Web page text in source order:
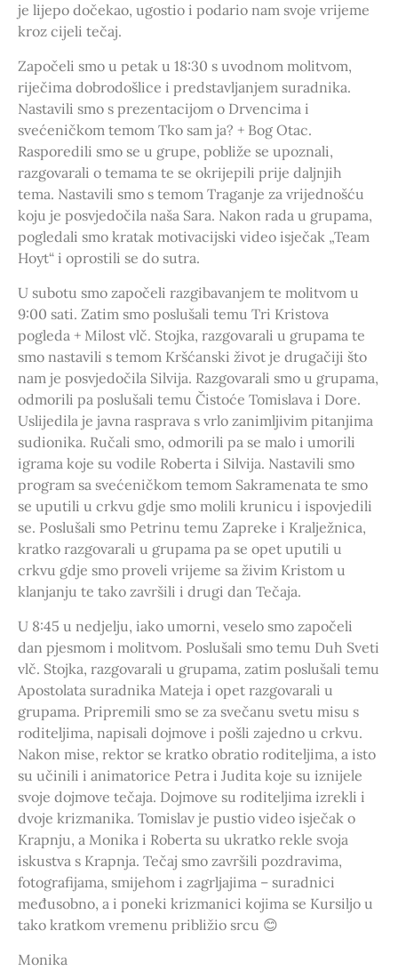
je lijepo dočekao, ugostio i podario nam svoje vrijeme
kroz cijeli tečaj.
Započeli smo u petak u 18:30 s uvodnom molitvom,
riječima dobrodošlice i predstavljanjem suradnika.
Nastavili smo s prezentacijom o Drvencima i
svećeničkom temom Tko sam ja? + Bog Otac.
Rasporedili smo se u grupe, pobliže se upoznali,
razgovarali o temama te se okrijepili prije daljnjih
tema. Nastavili smo s temom Traganje za vrijednošću
koju je posvjedočila naša Sara. Nakon rada u grupama,
pogledali smo kratak motivacijski video isječak „Team
Hoyt“ i oprostili se do sutra.
U subotu smo započeli razgibavanjem te molitvom u
9:00 sati. Zatim smo poslušali temu Tri Kristova
pogleda + Milost vlč. Stojka, razgovarali u grupama te
smo nastavili s temom Kršćanski život je drugačiji što
nam je posvjedočila Silvija. Razgovarali smo u grupama,
odmorili pa poslušali temu Čistoće Tomislava i Dore.
Uslijedila je javna rasprava s vrlo zanimljivim pitanjima
sudionika. Ručali smo, odmorili pa se malo i umorili
igrama koje su vodile Roberta i Silvija. Nastavili smo
program sa svećeničkom temom Sakramenata te smo
se uputili u crkvu gdje smo molili krunicu i ispovjedili
se. Poslušali smo Petrinu temu Zapreke i Kralježnica,
kratko razgovarali u grupama pa se opet uputili u
crkvu gdje smo proveli vrijeme sa živim Kristom u
klanjanju te tako završili i drugi dan Tečaja.
U 8:45 u nedjelju, iako umorni, veselo smo započeli
dan pjesmom i molitvom. Poslušali smo temu Duh Sveti
vlč. Stojka, razgovarali u grupama, zatim poslušali temu
Apostolata suradnika Mateja i opet razgovarali u
grupama. Pripremili smo se za svečanu svetu misu s
roditeljima, napisali dojmove i pošli zajedno u crkvu.
Nakon mise, rektor se kratko obratio roditeljima, a isto
su učinili i animatorice Petra i Judita koje su iznijele
svoje dojmove tečaja. Dojmove su roditeljima izrekli i
dvoje krizmanika. Tomislav je pustio video isječak o
Krapnju, a Monika i Roberta su ukratko rekle svoja
iskustva s Krapnja. Tečaj smo završili pozdravima,
fotografijama, smijehom i zagrljajima – suradnici
međusobno, a i poneki krizmanici kojima se Kursiljo u
tako kratkom vremenu približio srcu 😊
Monika